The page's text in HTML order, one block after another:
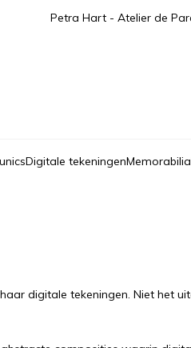
Petra Hart - Atelier de
Digitale tekeningenMemorabilia
digitale tekeningen. Niet het